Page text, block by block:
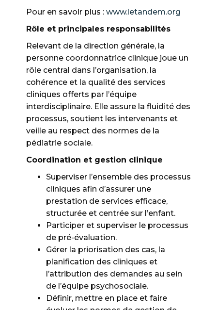
Pour en savoir plus : www.letandem.org
Rôle et principales responsabilités
Relevant de la direction générale, la
personne coordonnatrice clinique joue un
rôle central dans l’organisation, la
cohérence et la qualité des services
cliniques offerts par l’équipe
interdisciplinaire. Elle assure la fluidité des
processus, soutient les intervenants et
veille au respect des normes de la
pédiatrie sociale.
Coordination et gestion clinique
Superviser l’ensemble des processus
cliniques afin d’assurer une
prestation de services efficace,
structurée et centrée sur l’enfant.
Participer et superviser le processus
de pré-évaluation.
Gérer la priorisation des cas, la
planification des cliniques et
l’attribution des demandes au sein
de l’équipe psychosociale.
Définir, mettre en place et faire